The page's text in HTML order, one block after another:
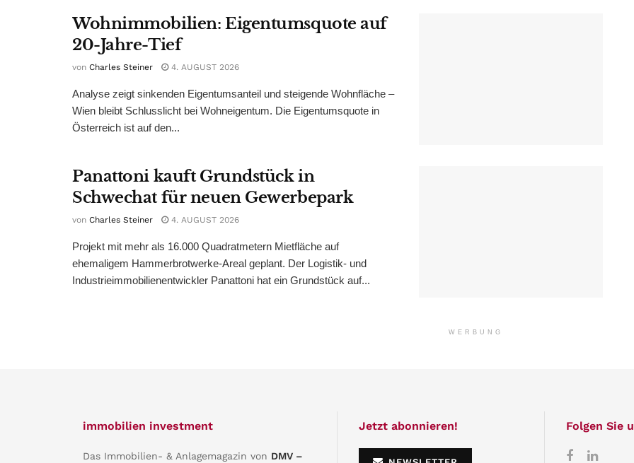
Wohnimmobilien: Eigentumsquote auf
20-Jahre-Tief
von Charles Steiner 4. AUGUST 2026
Analyse zeigt sinkenden Eigentumsanteil und steigende Wohnfläche –
Wien bleibt Schlusslicht bei Wohneigentum. Die Eigentumsquote in
Österreich ist auf den...
Panattoni kauft Grundstück in
Schwechat für neuen Gewerbepark
von Charles Steiner 4. AUGUST 2026
Projekt mit mehr als 16.000 Quadratmetern Mietfläche auf
ehemaligem Hammerbrotwerke-Areal geplant. Der Logistik- und
Industrieimmobilienentwickler Panattoni hat ein Grundstück auf...
WERBUNG
immobilien investment
Das Immobilien- & Anlagemagazin von DMV –
Jetzt abonnieren! Folgen Sie